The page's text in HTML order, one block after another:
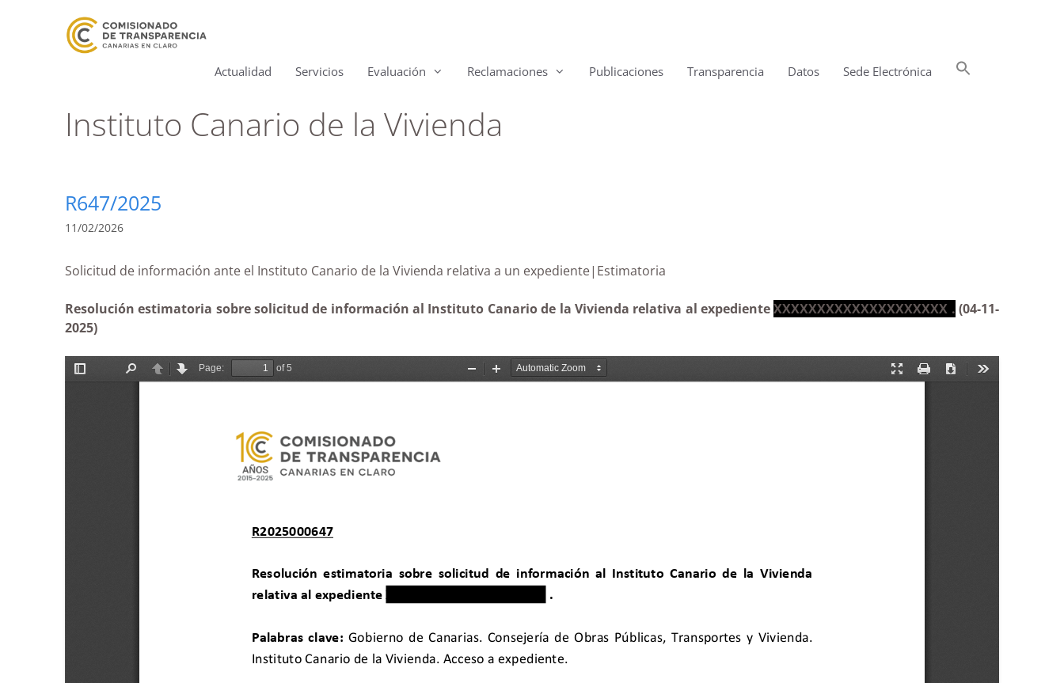
Actualidad Servicios Evaluación Reclamaciones Publicaciones Transparencia Datos Sede Electrónica
Instituto Canario de la Vivienda
R647/2025
11/02/2026
Solicitud de información ante el Instituto Canario de la Vivienda relativa a un expediente|Estimatoria
Resolución estimatoria sobre solicitud de información al Instituto Canario de la Vivienda relativa al expedienteXXXXXXXXXXXXXXXXXXXX . (04-11-
2025)